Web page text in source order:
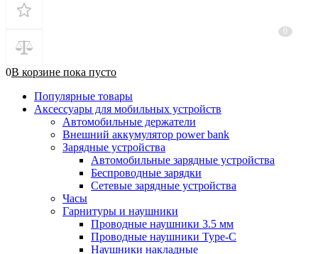
0В корзине пока пусто
Популярные товары
Аксессуары для мобильных устройств
Автомобильные держатели
Внешний аккумулятор power bank
Зарядные устройства
Автомобильные зарядные устройства
Беспроводные зарядки
Сетевые зарядные устройства
Часы
Гарнитуры и наушники
Проводные наушники 3.5 мм
Проводные наушники Type-C
Наушники накладные